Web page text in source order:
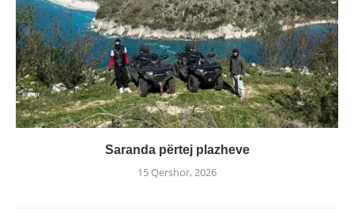
Saranda përtej plazheve
15 Qershor, 2026